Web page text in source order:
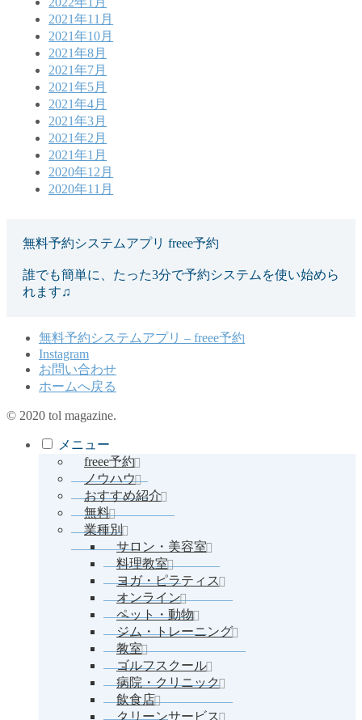
2021年11月
2021年10月
2021年8月
2021年7月
2021年5月
2021年4月
2021年3月
2021年2月
2021年1月
2020年12月
2020年11月
無料予約システムアプリ freee予約
誰でも簡単に、たった3分で予約システムを使い始めら
れます♫
無料予約システムアプリ – freee予約
Instagram
お問い合わせ
ホームへ戻る
© 2020 tol magazine.
メニュー
freee予約
ノウハウ
おすすめ紹介
無料
業種別
サロン・美容室
料理教室
ヨガ・ピラティス
オンライン
ペット・動物
ジム・トレーニング
教室
ゴルフスクール
病院・クリニック
飲食店
クリーンサービス